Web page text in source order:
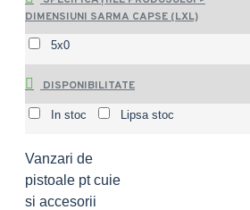
DIMENSIUNI SARMA CAPSE (LXL)
5x0
DISPONIBILITATE
In stoc Lipsa stoc
Vanzari de
pistoale pt cuie
si accesorii